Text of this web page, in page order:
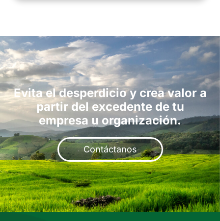
Evita el desperdicio y crea valor a
partir del excedente de tu
empresa u organización​.
Contáctanos